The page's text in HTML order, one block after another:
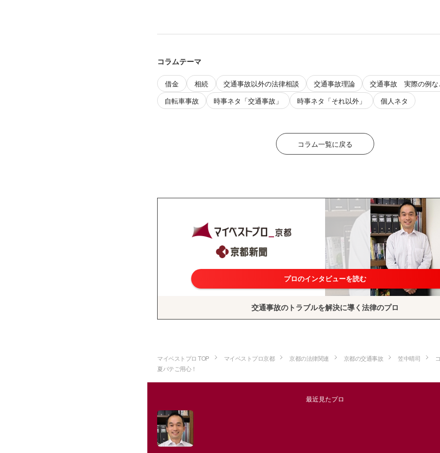
コラムテーマ
借金 相続 交通事故以外の法律相談 交通事故理論
交通事故 実際の例な
自転車事故
時事ネタ「交通事故」 時事ネタ「それ以外」 個人ネタ
コラム一覧に戻る
プロのインタビューを読む
交通事故のトラブルを解決に導く法律のプロ
マイベストプロ TOP マイベストプロ京都 京都の法律関連 京都の交通事故 笠中晴司
夏バテご用心！
最近見たプロ